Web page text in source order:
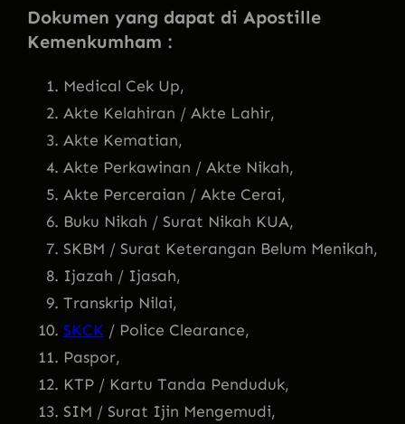
Dokumen yang dapat di Apostille
Kemenkumham :
Medical Cek Up,
Akte Kelahiran / Akte Lahir,
Akte Kematian,
Akte Perkawinan / Akte Nikah,
Akte Perceraian / Akte Cerai,
Buku Nikah / Surat Nikah KUA,
SKBM / Surat Keterangan Belum Menikah,
Ijazah / Ijasah,
Transkrip Nilai,
SKCK / Police Clearance,
Paspor,
KTP / Kartu Tanda Penduduk,
SIM / Surat Ijin Mengemudi,